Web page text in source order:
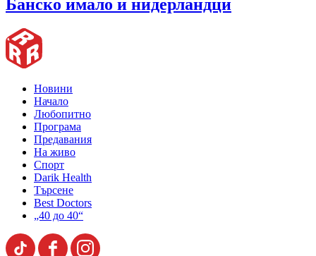
Банско имало и нидерландци
Новини
Начало
Любопитно
Програма
Предавания
На живо
Спорт
Darik Health
Търсене
Best Doctors
„40 до 40“